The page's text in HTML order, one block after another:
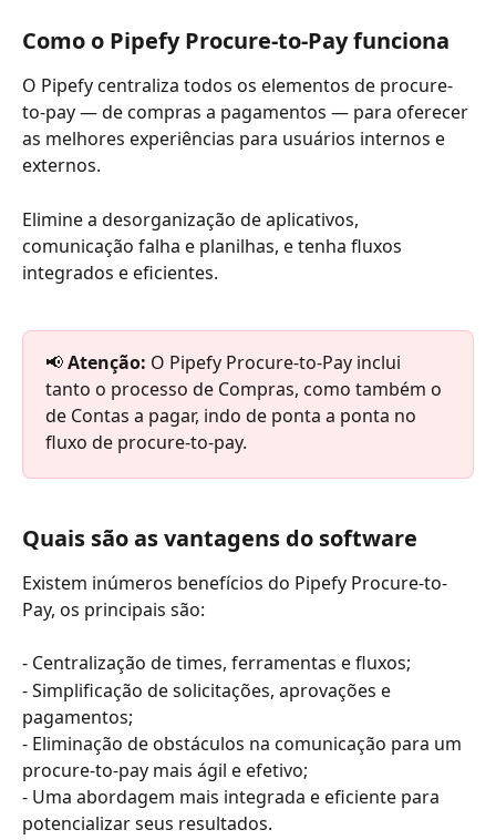
Como o Pipefy Procure-to-Pay funciona
O Pipefy centraliza todos os elementos de procure-
to-pay — de compras a pagamentos — para oferecer
as melhores experiências para usuários internos e
externos.
Elimine a desorganização de aplicativos,
comunicação falha e planilhas, e tenha fluxos
integrados e eficientes.
📢 Atenção: O Pipefy Procure-to-Pay inclui
tanto o processo de Compras, como também o
de Contas a pagar, indo de ponta a ponta no
fluxo de procure-to-pay.
Quais são as vantagens do software
Existem inúmeros benefícios do Pipefy Procure-to-
Pay, os principais são:
- Centralização de times, ferramentas e fluxos;
- Simplificação de solicitações, aprovações e
pagamentos;
- Eliminação de obstáculos na comunicação para um
procure-to-pay mais ágil e efetivo;
- Uma abordagem mais integrada e eficiente para
potencializar seus resultados.